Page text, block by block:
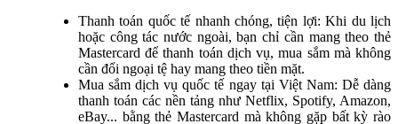
Thanh toán quốc tế nhanh chóng, tiện lợi: Khi du lịch
hoặc công tác nước ngoài, bạn chỉ cần mang theo thẻ
Mastercard để thanh toán dịch vụ, mua sắm mà không
cần đổi ngoại tệ hay mang theo tiền mặt.
Mua sắm dịch vụ quốc tế ngay tại Việt Nam: Dễ dàng
thanh toán các nền tảng như Netflix, Spotify, Amazon,
eBay... bằng thẻ Mastercard mà không gặp bất kỳ rào